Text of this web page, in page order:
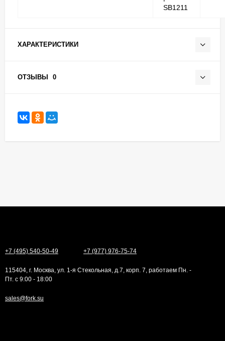
SB1211
ХАРАКТЕРИСТИКИ
ОТЗЫВЫ 0
+7 (495) 540-50-49 +7 (977) 976-75-74
115404, г. Москва, ул. 1-я Стекольная, д.7, корп. 7, работаем Пн. -
Пт. с 9:00 - 18:00
sales@fork.su